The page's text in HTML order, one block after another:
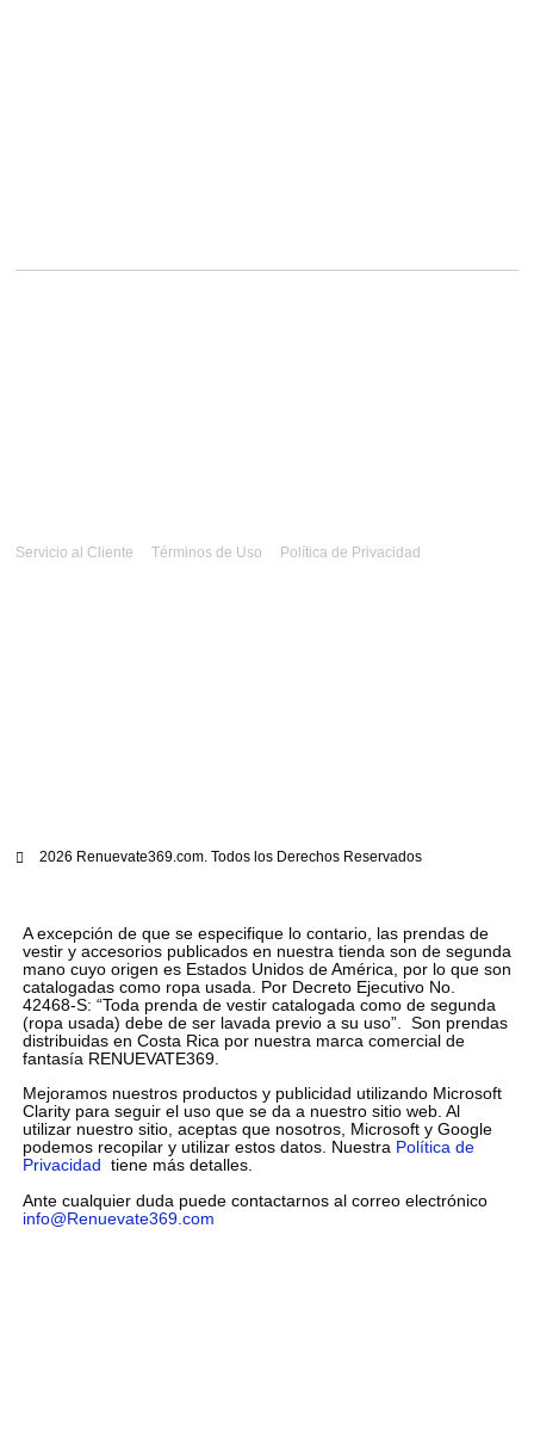
2026 Renuevate369.com. Todos los Derechos Reservados
Servicio al Cliente Términos de Uso Política de Privacidad
A excepción de que se especifique lo contario, las prendas de
vestir y accesorios publicados en nuestra tienda son de segunda
mano cuyo origen es Estados Unidos de América, por lo que son
catalogadas como ropa usada. Por Decreto Ejecutivo No.
42468-S: “Toda prenda de vestir catalogada como de segunda
(ropa usada) debe de ser lavada previo a su uso”. Son prendas
distribuidas en Costa Rica por nuestra marca comercial de
fantasía RENUEVATE369.
Mejoramos nuestros productos y publicidad utilizando Microsoft
Clarity para seguir el uso que se da a nuestro sitio web. Al
utilizar nuestro sitio, aceptas que nosotros, Microsoft y Google
podemos recopilar y utilizar estos datos. Nuestra Política de
Privacidad tiene más detalles.
Ante cualquier duda puede contactarnos al correo electrónico
info@Renuevate369.com